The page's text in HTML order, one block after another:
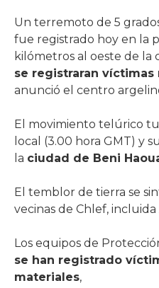
Un terremoto de 5
fue registrado hoy en la
kilómetros al oeste de la
se registraran
anunció el centro
El movimiento telúrico
local (3.00 hora GMT) y
la ciudad de Beni
El temblor de tierra se
vecinas de Chlef, incluida
Los equipos de
se han registrado
materiales,